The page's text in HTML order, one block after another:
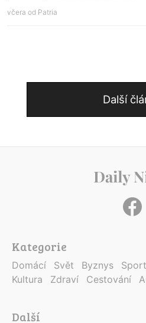
včera od Patria
Další
Kategorie
Domácí Svět Byznys Sport
Kultura
Zdraví Cestování
Další